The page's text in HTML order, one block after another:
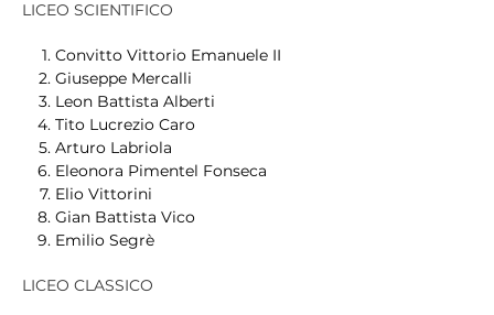
LICEO SCIENTIFICO
Convitto Vittorio Emanuele II
Giuseppe Mercalli
Leon Battista Alberti
Tito Lucrezio Caro
Arturo Labriola
Eleonora Pimentel Fonseca
Elio Vittorini
Gian Battista Vico
Emilio Segrè
LICEO CLASSICO